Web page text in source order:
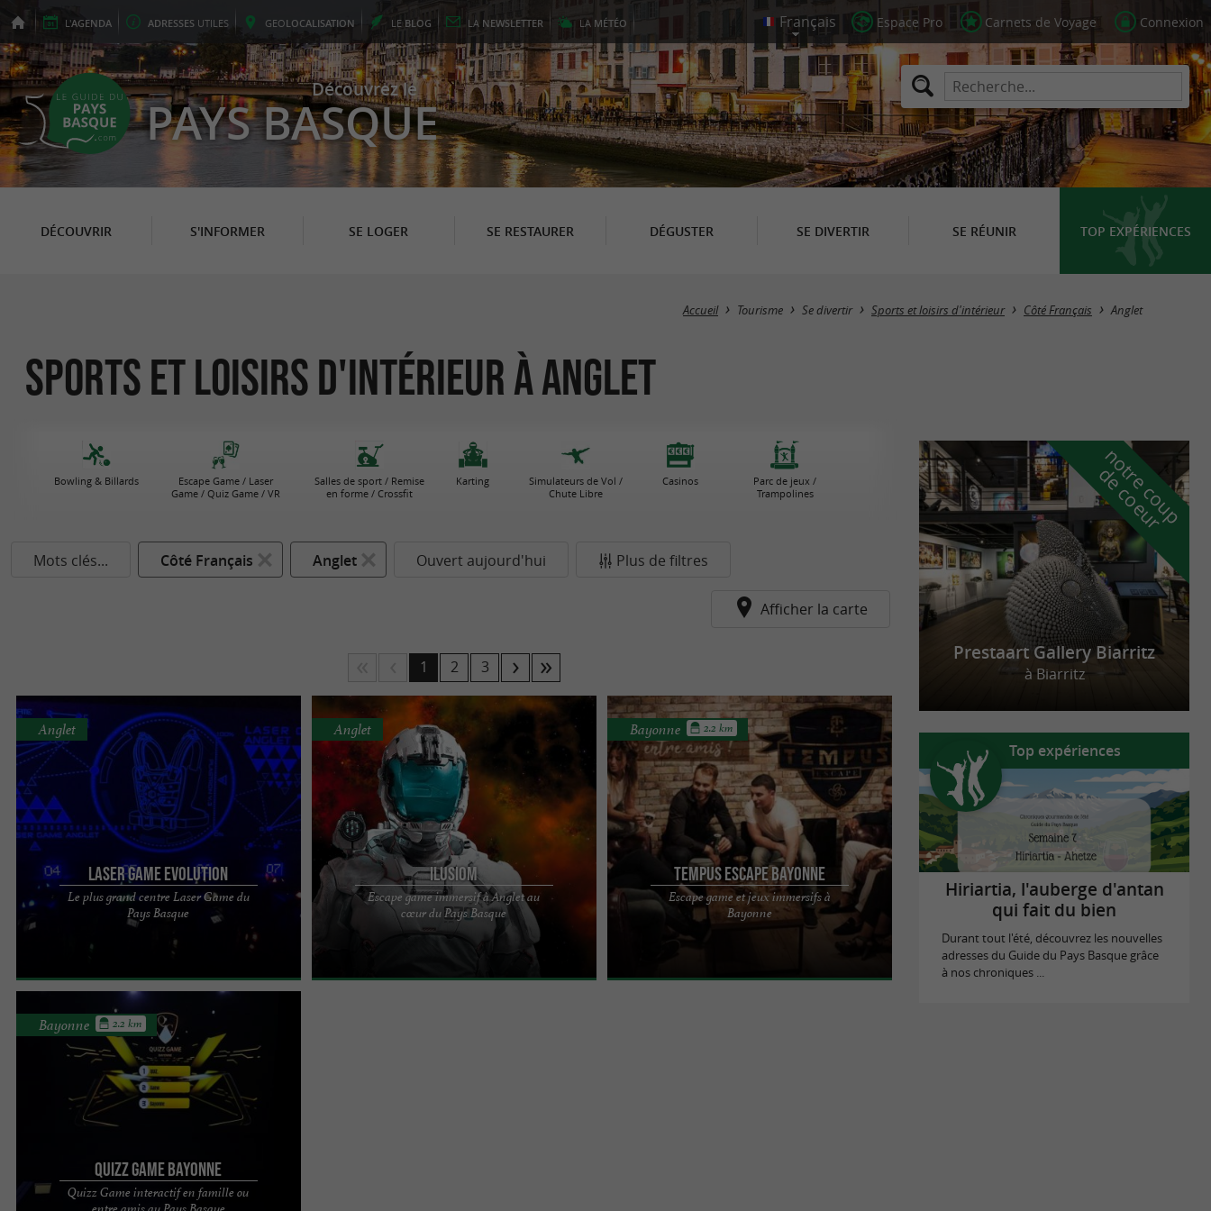
L'AGENDA ADRESSES UTILES GEOLOCALISATION LE BLOG LA NEWSLETTER LA MÉTÉO Espace Pro Carnets de Voyage Connexion
Découvrez le
PAYS BASQUE
DÉCOUVRIR S'INFORMER SE LOGER SE RESTAURER DÉGUSTER SE DIVERTIR SE RÉUNIR TOP EXPÉRIENCES
Masquer la carte
Accueil Tourisme Se divertir Sports et loisirs d'intérieur Côté Français Anglet
Sports et loisirs d'intérieur à Anglet
Bowling & Billards
Escape Game / Laser
Game / Quiz Game / VR
Salles de sport / Remise
en forme / Crossfit
Karting
Simulateurs de Vol /
Chute Libre
Casinos
Parc de jeux /
Trampolines
Mots clés... Côté Français Anglet Ouvert aujourd'hui Plus de filtres
Afficher la carte
1 2 3
Laser Game Evolution
Le plus grand centre Laser Game du
Pays Basque
Anglet
Le plus grand centre Laser Game du Pays Basque
Venez défier vos amis dans une ambiance
Ilusiom
Escape game immersif à Anglet au
cœur du Pays Basque
Anglet
Ilusiom, l'Escape Game à Anglet (64) qui vous met
au défi Venez rencontrer les Maîtres du Temps et
Tempus Escape Bayonne
Escape game et jeux immersifs à
Bayonne
Bayonne 2.2 km
Découvrez nos 5 salles immersives Une
immersion ludique incontournable au Pays
Basque Tempus Escape Game, ...
Quizz Game Bayonne
Quizz Game interactif en famille ou
Bayonne 2.2 km
CLIQUEZ ICI POUR RÉSERVEZ VOTRE SESSION DE
n
o
t
r
e
c
o
u
p
d
e
c
o
e
u
r
Prestaart Gallery Biarritz
à Biarritz
Top expériences
Hiriartia, l'auberge d'antan
qui fait du bien
Durant tout l'été, découvrez les nouvelles
adresses du Guide du Pays Basque grâce
à nos chroniques ...